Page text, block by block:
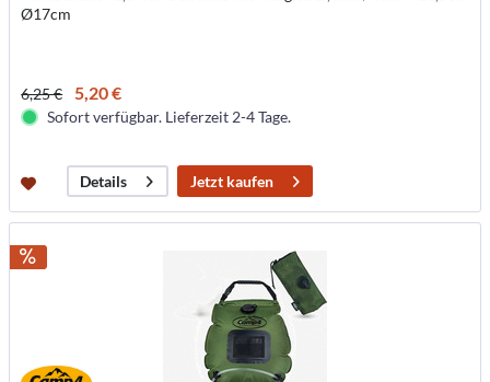
Ø17cm
6,25 € 5,20 €
Sofort verfügbar. Lieferzeit 2-4 Tage.
Details Jetzt kaufen